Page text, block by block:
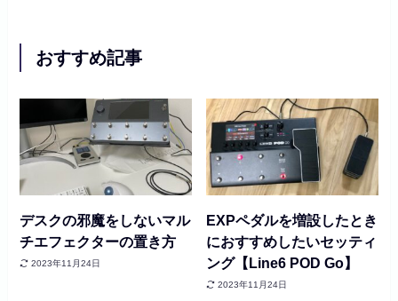
おすすめ記事
デスクの邪魔をしないマル
チエフェクターの置き方
2023年11月24日
EXPペダルを増設したとき
におすすめしたいセッティ
ング【Line6 POD Go】
2023年11月24日